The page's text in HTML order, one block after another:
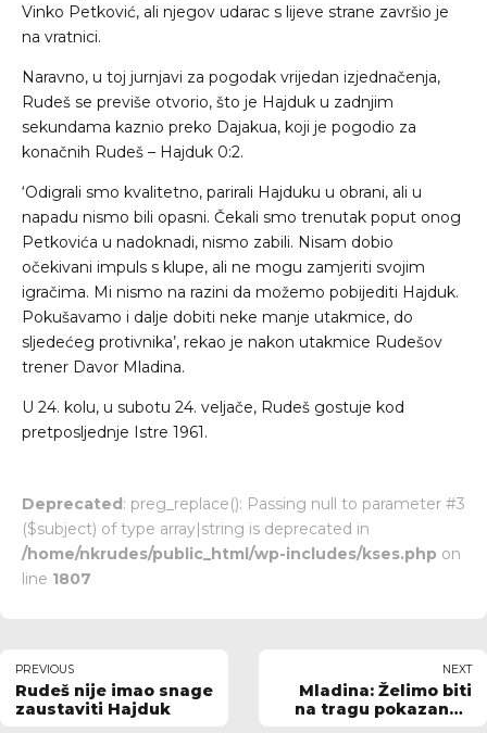
Vinko Petković, ali njegov udarac s lijeve strane završio je
na vratnici.
Naravno, u toj jurnjavi za pogodak vrijedan izjednačenja,
Rudeš se previše otvorio, što je Hajduk u zadnjim
sekundama kaznio preko Dajakua, koji je pogodio za
konačnih Rudeš – Hajduk 0:2.
‘Odigrali smo kvalitetno, parirali Hajduku u obrani, ali u
napadu nismo bili opasni. Čekali smo trenutak poput onog
Petkovića u nadoknadi, nismo zabili. Nisam dobio
očekivani impuls s klupe, ali ne mogu zamjeriti svojim
igračima. Mi nismo na razini da možemo pobijediti Hajduk.
Pokušavamo i dalje dobiti neke manje utakmice, do
sljedećeg protivnika’, rekao je nakon utakmice Rudešov
trener Davor Mladina.
U 24. kolu, u subotu 24. veljače, Rudeš gostuje kod
pretposljednje Istre 1961.
Deprecated: preg_replace(): Passing null to parameter #3
($subject) of type array|string is deprecated in
/home/nkrudes/public_html/wp-includes/kses.php on
line 1807
PREVIOUS
Rudeš nije imao snage
zaustaviti Hajduk
NEXT
Mladina: Želimo biti
na tragu pokazanog